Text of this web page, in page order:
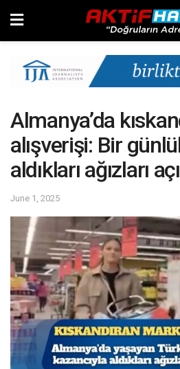
Almanya’da
alışverişi: Bir
aldıkları ağızları
June 1, 2025